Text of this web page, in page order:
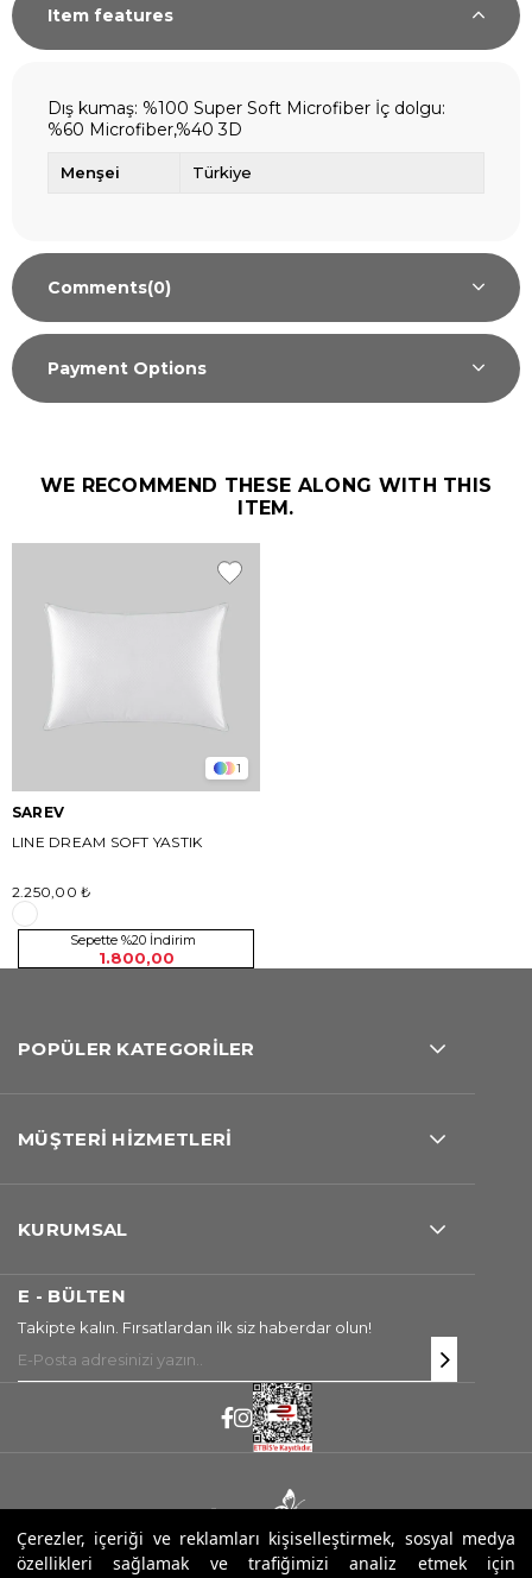
Çerezler, içeriği ve reklamları kişiselleştirmek, sosyal medya
özellikleri sağlamak ve trafiğimizi analiz etmek için
Item features
Dış kumaş: %100 Super Soft Microfiber İç dolgu:
%60 Microfiber,%40 3D
Menşei Türkiye
Comments(0)
Payment Options
WE RECOMMEND THESE ALONG WITH THIS
ITEM.
1
SAREV
LINE DREAM SOFT YASTIK
2.250,00 ₺
Sepette %20 İndirim
1.800,00
POPÜLER KATEGORİLER
MÜŞTERİ HİZMETLERİ
KURUMSAL
E - BÜLTEN
Takipte kalın. Fırsatlardan ilk siz haberdar olun!
Copyright ® 2025 Sarev. Tüm Hakları Saklıdır.